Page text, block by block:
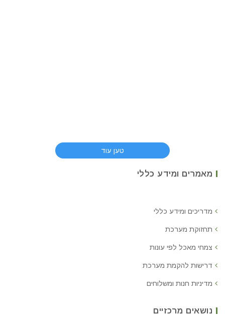
טען עוד
מאמרים ומידע כללי
מדריכים ומידע כללי
תחזוקת מערכת
צמחי מאכל לפי עונות
דרישות להקמת מערכת
מדיניות חנות ומשלוחים
נושאים מרכזיים